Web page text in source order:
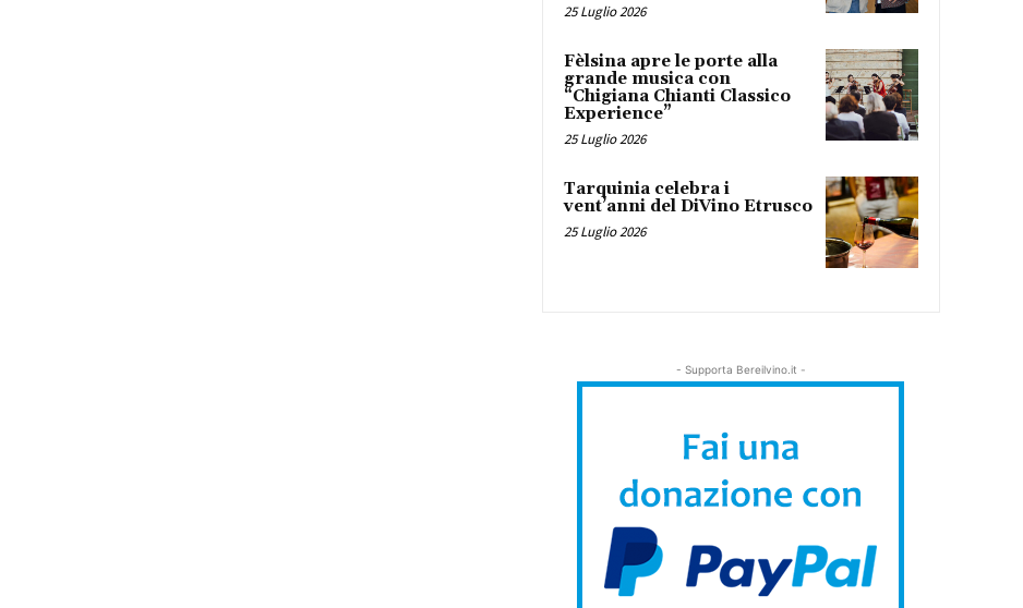
25 Luglio 2026
Fèlsina apre le porte alla
grande musica con
“Chigiana Chianti Classico
Experience”
25 Luglio 2026
Tarquinia celebra i
vent’anni del DiVino Etrusco
25 Luglio 2026
- Supporta Bereilvino.it -